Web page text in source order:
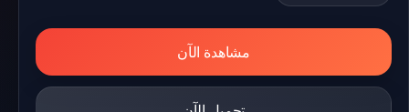
مشاهدة الآن